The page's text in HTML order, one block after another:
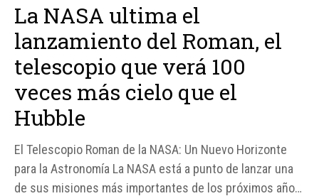
La NASA ultima el
lanzamiento del Roman, el
telescopio que verá 100
veces más cielo que el
Hubble
El Telescopio Roman de la NASA: Un Nuevo Horizonte
para la Astronomía La NASA está a punto de lanzar una
de sus misiones más importantes de los próximos años: